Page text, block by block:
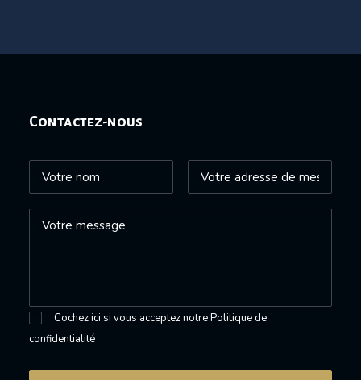
Contactez-nous
Cochez ici si vous acceptez notrePolitique de
confidentialité